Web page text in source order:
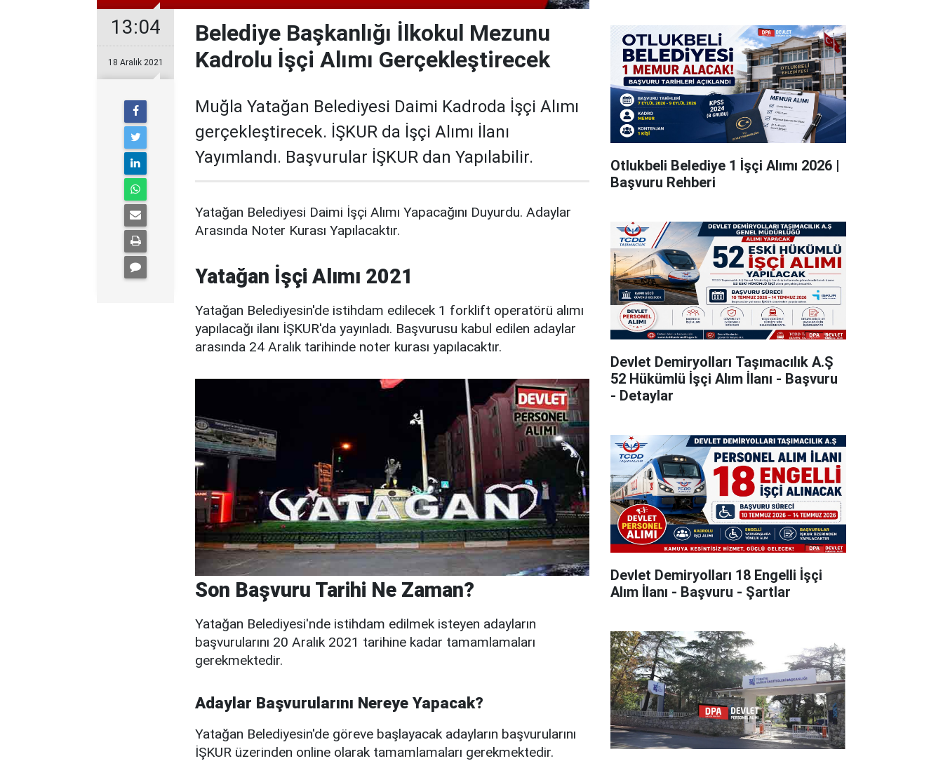
13:04
18 Aralık 2021
Belediye Başkanlığı İlkokul Mezunu
Kadrolu İşçi Alımı Gerçekleştirecek
Muğla Yatağan Belediyesi Daimi Kadroda İşçi Alımı
gerçekleştirecek. İŞKUR da İşçi Alımı İlanı
Yayımlandı. Başvurular İŞKUR dan Yapılabilir.
Yatağan Belediyesi Daimi İşçi Alımı Yapacağını Duyurdu. Adaylar
Arasında Noter Kurası Yapılacaktır.
Yatağan İşçi Alımı 2021
Yatağan Belediyesin'de istihdam edilecek 1 forklift operatörü alımı
yapılacağı ilanı İŞKUR'da yayınladı. Başvurusu kabul edilen adaylar
arasında 24 Aralık tarihinde noter kurası yapılacaktır.
Son Başvuru Tarihi Ne Zaman?
Yatağan Belediyesi'nde istihdam edilmek isteyen adayların
başvurularını 20 Aralık 2021 tarihine kadar tamamlamaları
gerekmektedir.
Adaylar Başvurularını Nereye Yapacak?
Yatağan Belediyesin'de göreve başlayacak adayların başvurularını
İŞKUR üzerinden online olarak tamamlamaları gerekmektedir.
Otlukbeli Belediye 1 İşçi Alımı 2026 |
Başvuru Rehberi
Devlet Demiryolları Taşımacılık A.Ş
52 Hükümlü İşçi Alım İlanı - Başvuru
- Detaylar
Devlet Demiryolları 18 Engelli İşçi
Alım İlanı - Başvuru - Şartlar